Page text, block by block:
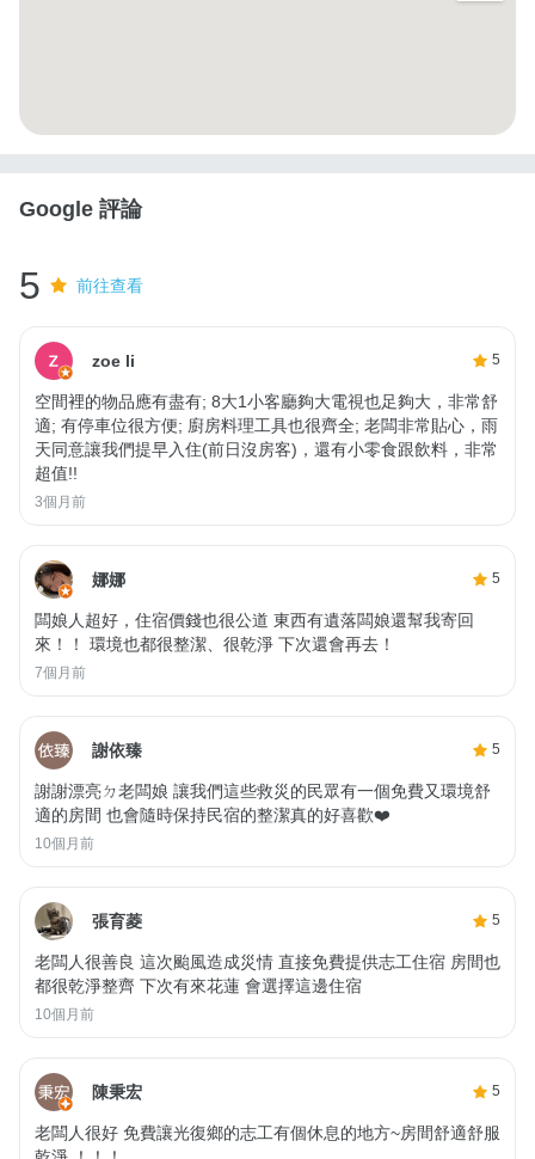
Google 評論
5 前往查看
zoe li 5
空間裡的物品應有盡有; 8大1小客廳夠大電視也足夠大，非常舒
適; 有停車位很方便; 廚房料理工具也很齊全; 老闆非常貼心，雨
天同意讓我們提早入住(前日沒房客)，還有小零食跟飲料，非常
超值!!
3個月前
娜娜 5
闆娘人超好，住宿價錢也很公道 東西有遺落闆娘還幫我寄回
來！！ 環境也都很整潔、很乾淨 下次還會再去！
7個月前
謝依臻 5
謝謝漂亮ㄉ老闆娘 讓我們這些救災的民眾有一個免費又環境舒
適的房間 也會隨時保持民宿的整潔真的好喜歡❤️
10個月前
張育菱 5
老闆人很善良 這次颱風造成災情 直接免費提供志工住宿 房間也
都很乾淨整齊 下次有來花蓮 會選擇這邊住宿
10個月前
陳秉宏 5
老闆人很好 免費讓光復鄉的志工有個休息的地方~房間舒適舒服